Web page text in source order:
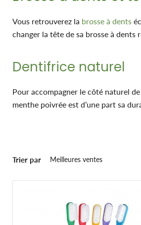
Vous retrouverez la brosse à dents
changer la tête de sa brosse à dents
Dentifrice naturel
Pour accompagner le côté naturel
menthe poivrée est d’une part sa
haleine est une astuce connue
d’apaiser et revitaliser les gencives.
Trier par